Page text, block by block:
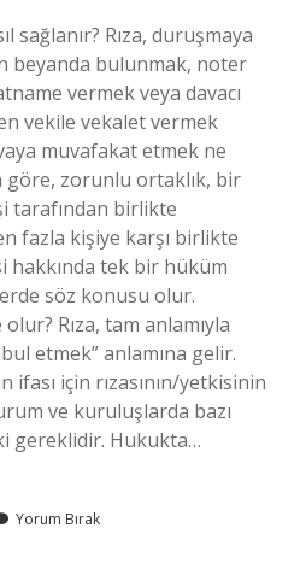
sağlanır? Rıza, duruşmaya
beyanda bulunmak, noter
vermek veya davacı
vekile vekalet vermek
muvafakat etmek ne
göre, zorunlu ortaklık, bir
tarafından birlikte
fazla kişiye karşı birlikte
hakkında tek bir hüküm
söz konusu olur.
Rıza, tam anlamıyla
etmek” anlamına gelir.
ifası için rızasının/yetkisinin
ve kuruluşlarda bazı
gereklidir. Hukukta…
Yorum Bırak